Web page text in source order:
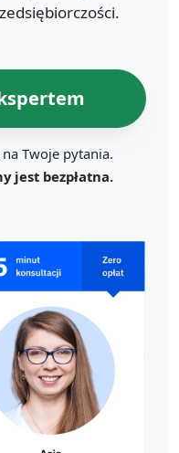
Twoje pytania.
jest bezpłatna.